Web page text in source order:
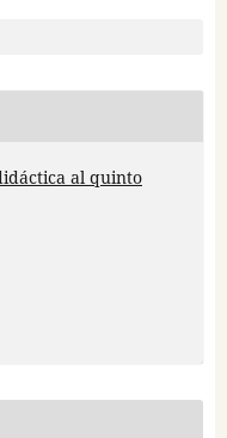
al quinto